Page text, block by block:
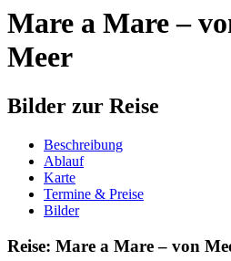
Mare a Mare –
Meer
Bilder zur Reise
Beschreibung
Ablauf
Karte
Termine & Preise
Bilder
Reise: Mare a Mare – von